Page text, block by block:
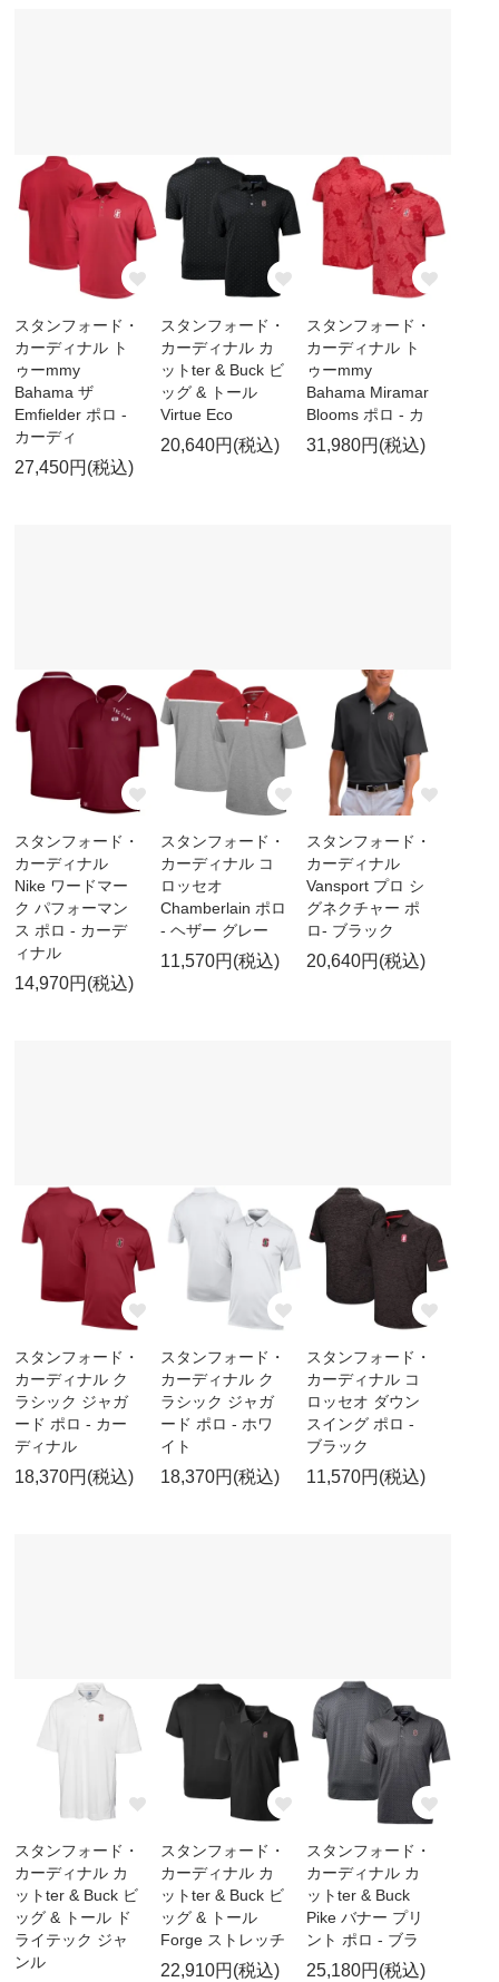
スタンフォード・
カーディナル ト
ゥーmmy
Bahama ザ
Emfielder ポロ -
カーディ
27,450円(税込)
スタンフォード・
カーディナル カ
ットter & Buck ビ
ッグ & トール
Virtue Eco
20,640円(税込)
スタンフォード・
カーディナル ト
ゥーmmy
Bahama Miramar
Blooms ポロ - カ
31,980円(税込)
スタンフォード・
カーディナル
Nike ワードマー
ク パフォーマン
ス ポロ - カーデ
ィナル
14,970円(税込)
スタンフォード・
カーディナル コ
ロッセオ
Chamberlain ポロ
- ヘザー グレー
11,570円(税込)
スタンフォード・
カーディナル
Vansport プロ シ
グネクチャー ポ
ロ- ブラック
20,640円(税込)
スタンフォード・
カーディナル ク
ラシック ジャガ
ード ポロ - カー
ディナル
18,370円(税込)
スタンフォード・
カーディナル ク
ラシック ジャガ
ード ポロ - ホワ
イト
18,370円(税込)
スタンフォード・
カーディナル コ
ロッセオ ダウン
スイング ポロ -
ブラック
11,570円(税込)
スタンフォード・
カーディナル カ
ットter & Buck ビ
ッグ & トール ド
ライテック ジャ
ンル
スタンフォード・
カーディナル カ
ットter & Buck ビ
ッグ & トール
Forge ストレッチ
22,910円(税込)
スタンフォード・
カーディナル カ
ットter & Buck
Pike バナー プリ
ント ポロ - ブラ
25,180円(税込)